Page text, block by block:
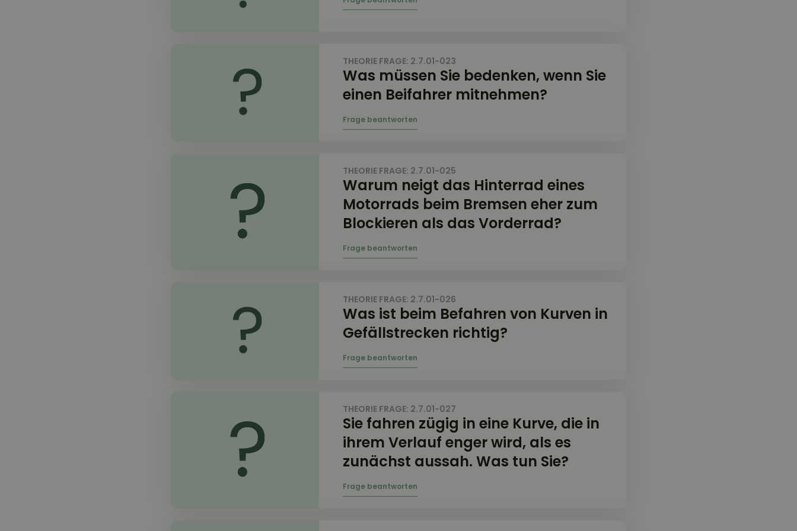
THEORIE FRAGE: 2.7.01-023
Was müssen Sie bedenken, wenn Sie
einen Beifahrer mitnehmen?
THEORIE FRAGE: 2.7.01-025
Warum neigt das Hinterrad eines
Motorrads beim Bremsen eher zum
Blockieren als das Vorderrad?
THEORIE FRAGE: 2.7.01-026
Was ist beim Befahren von Kurven in
Gefällstrecken richtig?
THEORIE FRAGE: 2.7.01-027
Sie fahren zügig in eine Kurve, die in
ihrem Verlauf enger wird, als es
zunächst aussah. Was tun Sie?